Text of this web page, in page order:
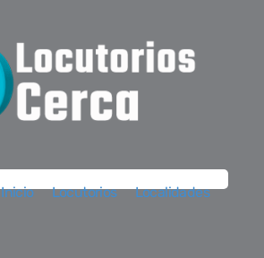
Inicio Locutorios Localidades